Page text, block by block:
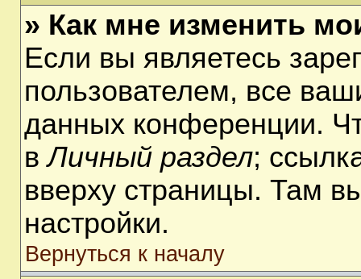
» Как мне изменить
Если вы являетесь
пользователем, все
данных конференции.
вЛичный раздел;
вверху страницы. Там
настройки.
Вернуться к началу